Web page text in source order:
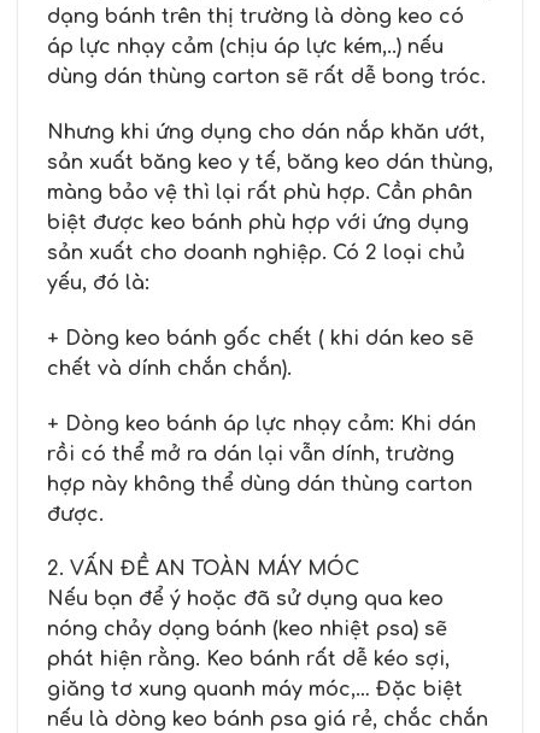
dạng bánh trên thị trường là dòng keo có
áp lực nhạy cảm (chịu áp lực kém,..) nếu
dùng dán thùng carton sẽ rất dễ bong tróc.
Nhưng khi ứng dụng cho dán nắp khăn ướt,
sản xuất băng keo y tế, băng keo dán thùng,
màng bảo vệ thì lại rất phù hợp. Cần phân
biệt được keo bánh phù hợp với ứng dụng
sản xuất cho doanh nghiệp. Có 2 loại chủ
yếu, đó là:
+ Dòng keo bánh gốc chết ( khi dán keo sẽ
chết và dính chắn chắn).
+ Dòng keo bánh áp lực nhạy cảm: Khi dán
rồi có thể mở ra dán lại vẫn dính, trường
hợp này không thể dùng dán thùng carton
được.
2. VẤN ĐỀ AN TOÀN MÁY MÓC
Nếu bạn để ý hoặc đã sử dụng qua keo
nóng chảy dạng bánh (keo nhiệt psa) sẽ
phát hiện rằng. Keo bánh rất dễ kéo sợi,
giăng tơ xung quanh máy móc,… Đặc biệt
nếu là dòng keo bánh psa giá rẻ, chắc chắn